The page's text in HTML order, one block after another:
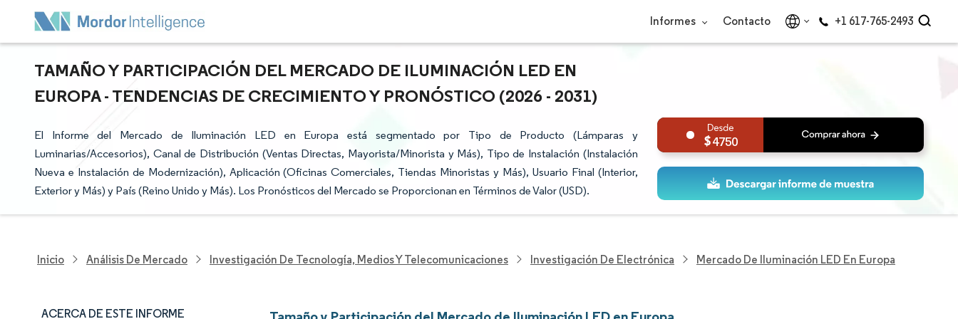
Informes Contacto +1 617-765-2493
TAMAÑO Y PARTICIPACIÓN DEL MERCADO DE ILUMINACIÓN LED EN
EUROPA - TENDENCIAS DE CRECIMIENTO Y PRONÓSTICO (2026 - 2031)
El Informe del Mercado de Iluminación LED en Europa está segmentado por Tipo de Producto (Lámparas y
Luminarias/Accesorios), Canal de Distribución (Ventas Directas, Mayorista/Minorista y Más), Tipo de Instalación (Instalación
Nueva e Instalación de Modernización), Aplicación (Oficinas Comerciales, Tiendas Minoristas y Más), Usuario Final (Interior,
Exterior y Más) y País (Reino Unido y Más). Los Pronósticos del Mercado se Proporcionan en Términos de Valor (USD).
4750
Inicio Análisis De Mercado Investigación De Tecnología, Medios Y Telecomunicaciones Investigación De Electrónica Mercado De Iluminación LED En Europa
ACERCA DE ESTE INFORME